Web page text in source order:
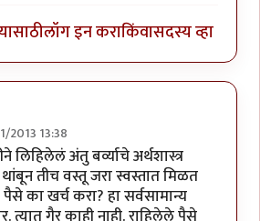
लॉग इन कराकिंवासदस्य व्हा
2013 13:38
लिहिलेलं अंतु बर्व्याचे अर्थशास्त्र
तीच वस्तू जरा स्वस्तात मिळत
का खर्च करा? हा सर्वसामान्य